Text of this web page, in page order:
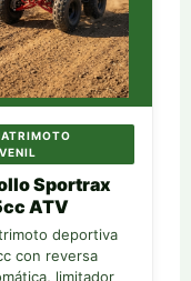
Sportrax
ATV
deportiva
con reversa
limitador